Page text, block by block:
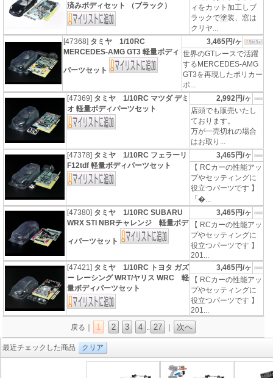
済みボディセット （ブラック）
ィをカット加工しブ
ラックで塗装、窓は
クリヤ...
[47368] タミヤ 1/10RC
MERCEDES-AMG GT3 軽量ボディ
パーツセット
3,465円/ヶ
世界のGTレースで活躍
するMERCEDES-AMG
GT3を再現したポリカー
ボ...
[47369] タミヤ 1/10RC マツダ デミ
オ 軽量ボディパーツセット
2,992円/ヶ
店頭でも販売いたし
ております。
万が一売切れの場合
はお取り...
[47378] タミヤ 1/10RC フェラーリ
F12tdf 軽量ボディパーツセット
3,465円/ヶ
【 RCカーの性能アッ
プやセッティングに
役立つパーツです 】
「�...
[47380] タミヤ 1/10RC SUBARU
WRX STI NBRチャレンジ 軽量ボデ
ィパーツセット
3,465円/ヶ
【 RCカーの性能アッ
プやセッティングに
役立つパーツです 】
201...
[47421] タミヤ 1/10RC トヨタ ガズ
ー レーシング WRT/ヤリス WRC 軽
量ボディパーツセット
3,465円/ヶ
【 RCカーの性能アッ
プやセッティングに
役立つパーツです 】
201...
戻る｜
1 2 3 4 .. 27 次へ
最近チェックした商品 クリア